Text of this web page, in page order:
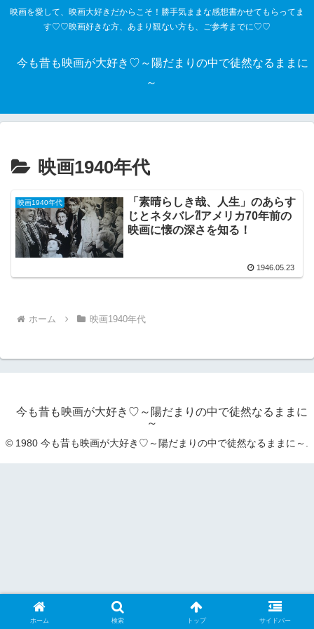
映画を愛して、映画大好きだからこそ！勝手気ままな感想書かせてもらってま
す♡♡映画好きな方、あまり観ない方も、ご参考までに♡♡
今も昔も映画が大好き♡～陽だまりの中で徒然なるままに
～
映画1940年代
映画1940年代
「素晴らしき哉、人生」のあらす
じとネタバレ⁈アメリカ70年前の
映画に懐の深さを知る！
1946.05.23
ホーム 映画1940年代
今も昔も映画が大好き♡～陽だまりの中で徒然なるままに
～
© 1980 今も昔も映画が大好き♡～陽だまりの中で徒然なるままに～.
ホーム 検索 トップ サイドバー